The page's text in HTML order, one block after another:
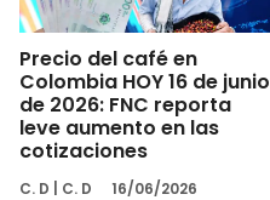
Precio del café en
Colombia HOY 16 de junio
de 2026: FNC reporta
leve aumento en las
cotizaciones
C. D C. D 16/06/2026